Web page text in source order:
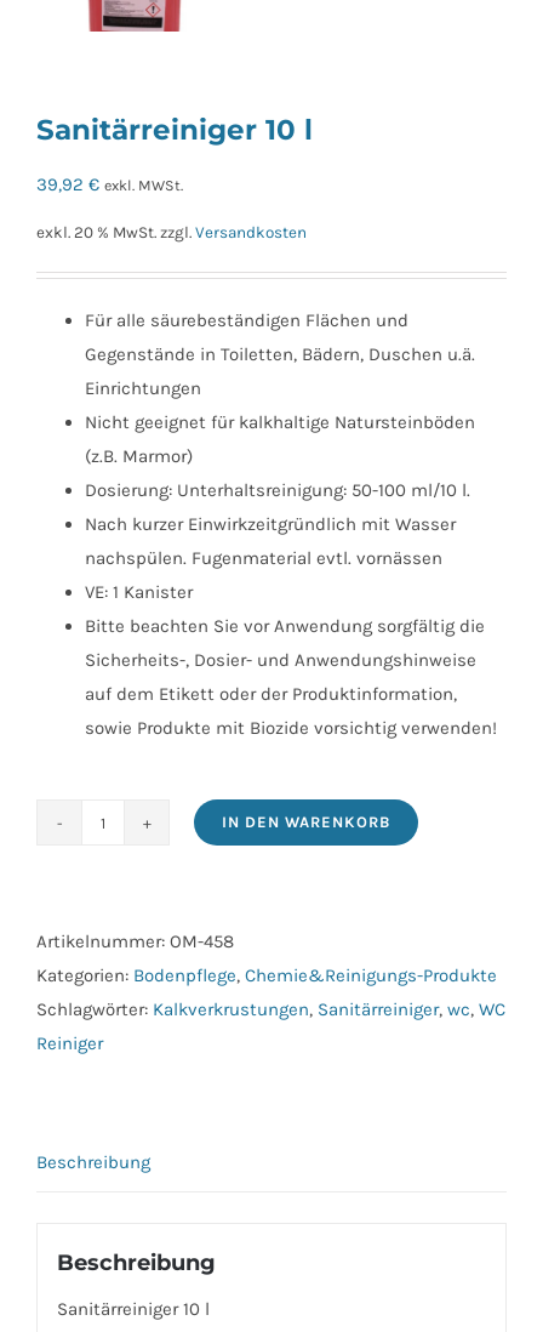
Sanitärreiniger 10 l
39,92 € exkl. MWSt.
exkl. 20 % MwSt. zzgl. Versandkosten
Für alle säurebeständigen Flächen und
Gegenstände in Toiletten, Bädern, Duschen u.ä.
Einrichtungen
Nicht geeignet für kalkhaltige Natursteinböden
(z.B. Marmor)
Dosierung: Unterhaltsreinigung: 50-100 ml/10 l.
Nach kurzer Einwirkzeitgründlich mit Wasser
nachspülen. Fugenmaterial evtl. vornässen
VE: 1 Kanister
Bitte beachten Sie vor Anwendung sorgfältig die
Sicherheits-, Dosier- und Anwendungshinweise
auf dem Etikett oder der Produktinformation,
sowie Produkte mit Biozide vorsichtig verwenden!
Sanitärreiniger
Menge
IN DEN WARENKORB
Artikelnummer: OM-458
Kategorien: Bodenpflege, Chemie&Reinigungs-Produkte
Schlagwörter: Kalkverkrustungen, Sanitärreiniger, wc, WC
Reiniger
Beschreibung
Beschreibung
Sanitärreiniger 10 l